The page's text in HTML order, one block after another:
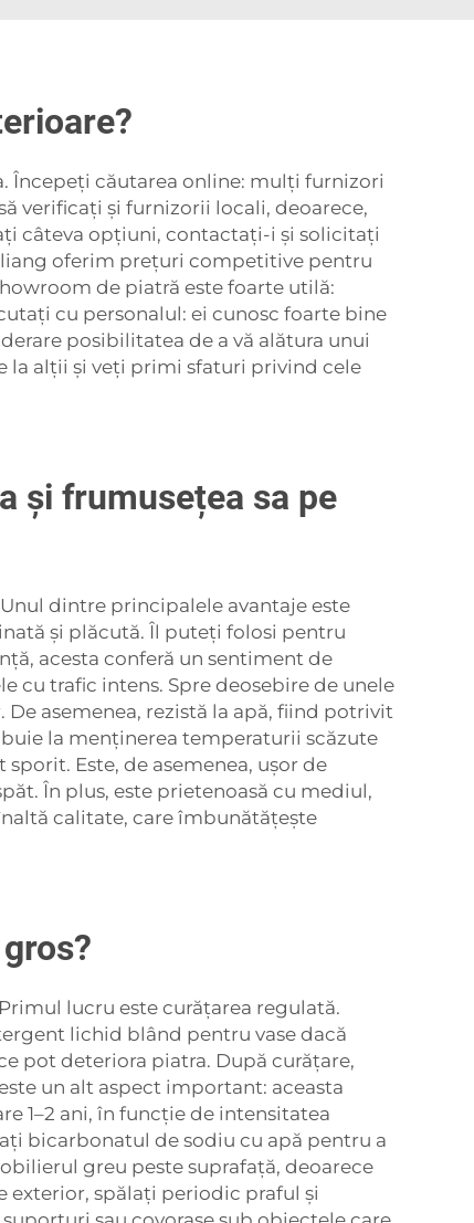
Începeți căutarea online: mulți furnizori
verificați și furnizorii locali, deoarece,
câteva opțiuni, contactați-i și solicitați
oferim prețuri competitive pentru
de piatră este foarte utilă:
cu personalul: ei cunosc foarte bine
posibilitatea de a vă alătura unui
la alții și veți primi sfaturi privind cele
și frumusețea sa pe
dintre principalele avantaje este
și plăcută. Îl puteți folosi pentru
acesta conferă un sentiment de
cu trafic intens. Spre deosebire de unele
asemenea, rezistă la apă, fiind potrivit
la menținerea temperaturii scăzute
Este, de asemenea, ușor de
În plus, este prietenoasă cu mediul,
calitate, care îmbunătățește
lucru este curățarea regulată.
lichid blând pentru vase dacă
pot deteriora piatra. După curățare,
un alt aspect important: aceasta
1–2 ani, în funcție de intensitatea
bicarbonatul de sodiu cu apă pentru a
greu peste suprafață, deoarece
exterior, spălați periodic praful și